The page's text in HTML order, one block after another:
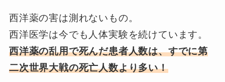
西洋薬の害は測れないもの。
西洋医学は今でも人体実験を続けています。
西洋薬の乱用で死んだ患者人数は、すでに第
二次世界大戦の死亡人数より多い！